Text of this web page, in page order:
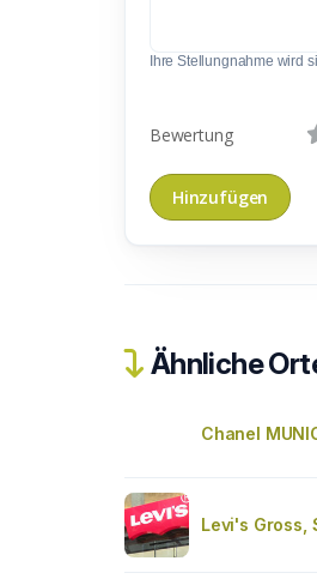
Ihre Stellungnahme wird
Bewertung
Ähnliche
Chanel
Levi's Gross,